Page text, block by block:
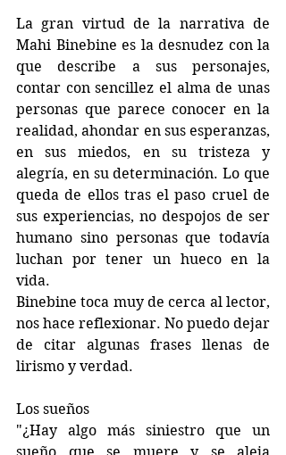
La gran virtud de la narrativa de
Mahi Binebine es la desnudez con la
que describe a sus personajes,
contar con sencillez el alma de unas
personas que parece conocer en la
realidad, ahondar en sus esperanzas,
en sus miedos, en su tristeza y
alegría, en su determinación. Lo que
queda de ellos tras el paso cruel de
sus experiencias, no despojos de ser
humano sino personas que todavía
luchan por tener un hueco en la
vida.
Binebine toca muy de cerca al lector,
nos hace reflexionar. No puedo dejar
de citar algunas frases llenas de
lirismo y verdad.
Los sueños
"¿Hay algo más siniestro que un